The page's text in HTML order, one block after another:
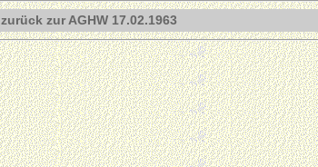
zurück zur AGHW 17.02.1963